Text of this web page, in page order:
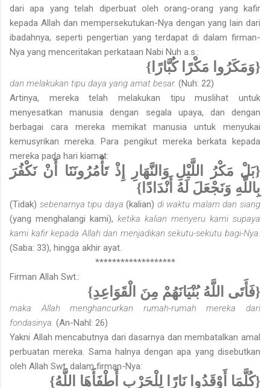
dari apa yang telah diperbuat oleh orang-orang yang kafir
kepada Allah dan mempersekutukan-Nya dengan yang lain dari
ibadahnya, seperti penger­tian yang terdapat di dalam firman-
Nya yang menceritakan perkataan Nabi Nuh a.s.:
{وَمَكَرُوا مَكْرًا كُبَّارًا}
dan melakukan tipu daya yang amat besar. (Nuh: 22)
Artinya, mereka telah melakukan tipu muslihat untuk
menyesatkan manusia dengan segala upaya, dan dengan
berbagai cara mereka memikat manusia untuk menyukai
kemusyrikan mereka. Para pengikut mereka berkata kepada
mereka pada hari kiamat:
{بَلْ مَكْرُ اللَّيْلِ وَالنَّهَارِ إِذْ تَأْمُرُونَنَا أَنْ نَكْفُرَ
بِاللَّهِ وَنَجْعَلَ لَهُ أَنْدَادًا}
(Tidak) sebenarnya tipu daya(kalian) di waktu malam dan siang
(yang menghalangi kami), ketika kalian menyeru kami supaya
kami kafir kepada Allah dan menjadikan sekutu-sekutu bagi-Nya.
(Saba: 33), hingga akhir ayat.
*******************
Firman Allah Swt.:
{فَأَتَى اللَّهُ بُنْيَانَهُمْ مِنَ الْقَوَاعِدِ}
maka Allah menghancurkan rumah-rumah mereka dari
fondasinya. (An-Nahl: 26)
Yakni Allah mencabutnya dari dasarnya dan membatalkan amal
perbuatan mereka. Sama halnya dengan apa yang disebutkan
oleh Allah Swt. dalam firman-Nya:
{كُلَّمَا أَوْقَدُوا نَارًا لِلْحَرْبِ أَطْفَأَهَا اللَّهُ}